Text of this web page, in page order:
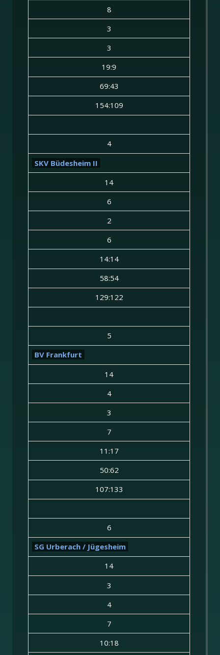
8
3
3
19:9
69:43
154:109
4
SKV Büdesheim II
14
6
2
6
14:14
58:54
129:122
5
BV Frankfurt
14
4
3
7
11:17
50:62
107:133
6
SG Urberach / Jügesheim
14
3
4
7
10:18